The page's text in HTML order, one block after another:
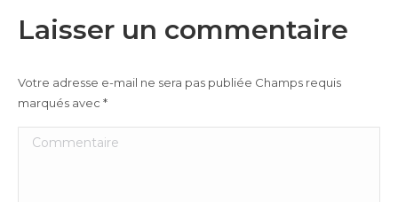
Laisser un commentaire
Votre adresse e-mail ne sera pas publiée Champs requis
marqués avec *
Commentaire